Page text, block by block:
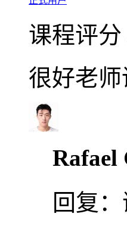
课程评分
很好老
Rafael
回复：